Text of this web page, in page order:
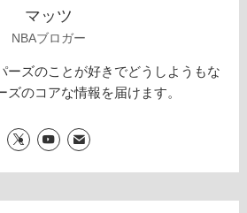
マッツ
NBAブロガー
ーズのことが好きでどうしようもな
のコアな情報を届けます。